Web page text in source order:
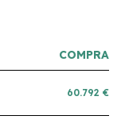
COMPRA
60.792 €